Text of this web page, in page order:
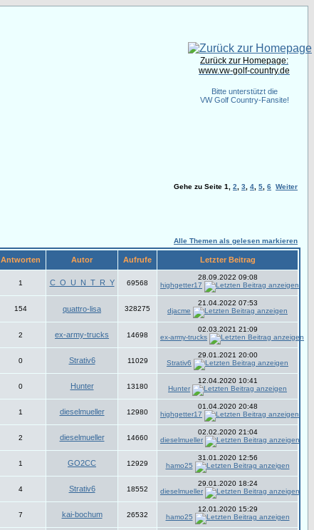
Zurück zur Homepage:
www.vw-golf-country.de
Bitte unterstützt die
VW Golf Country-Fansite!
Gehe zu Seite 1 2 3 4 5 6 Weiter
Alle Themen als gelesen markieren
Antworten Autor Aufrufe Letzter Beitrag
1 C_O_U_N_T_R_Y 69568
28.09.2022 09:08
highgetter17
154 quattro-lisa 328275
21.04.2022 07:53
djacme
2 ex-army-trucks 14698
02.03.2021 21:09
ex-army-trucks
0 Strativ6 11029
29.01.2021 20:00
Strativ6
0 Hunter 13180
12.04.2020 10:41
Hunter
1 dieselmueller 12980
01.04.2020 20:48
highgetter17
2 dieselmueller 14660
02.02.2020 21:04
dieselmueller
1 GO2CC 12929
31.01.2020 12:56
hamo25
4 Strativ6 18552
29.01.2020 18:24
dieselmueller
7 kai-bochum 26532
12.01.2020 15:29
hamo25